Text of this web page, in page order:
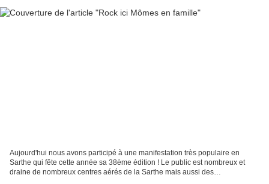
Aujourd'hui nous avons participé à une manifestation très populaire en
Sarthe qui fête cette année sa 38ème édition ! Le public est nombreux et
draine de nombreux centres aérés de la Sarthe mais aussi des